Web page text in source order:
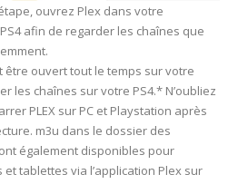
ouvrez Plex dans votre
afin de regarder les chaînes que
être ouvert tout le temps sur votre
les chaînes sur votre PS4.* N’oubliez
PLEX sur PC et Playstation après
m3u dans le dossier des
également disponibles pour
tablettes via l’application Plex sur